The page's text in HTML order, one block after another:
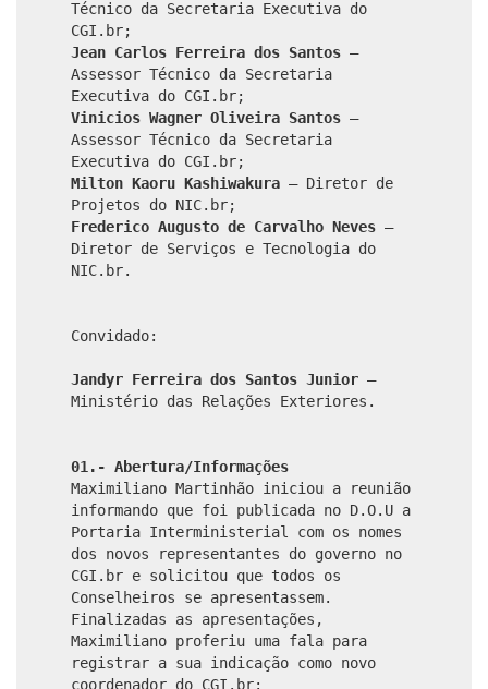
Técnico da Secretaria Executiva do
CGI.br;
Jean Carlos Ferreira dos Santos –
Assessor Técnico da Secretaria
Executiva do CGI.br;
Vinicios Wagner Oliveira Santos –
Assessor Técnico da Secretaria
Executiva do CGI.br;
Milton Kaoru Kashiwakura – Diretor de
Projetos do NIC.br;
Frederico Augusto de Carvalho Neves –
Diretor de Serviços e Tecnologia do
NIC.br.
Convidado:
Jandyr Ferreira dos Santos Junior –
Ministério das Relações Exteriores.
01.- Abertura/Informações
Maximiliano Martinhão iniciou a reunião
informando que foi publicada no D.O.U a
Portaria Interministerial com os nomes
dos novos representantes do governo no
CGI.br e solicitou que todos os
Conselheiros se apresentassem.
Finalizadas as apresentações,
Maximiliano proferiu uma fala para
registrar a sua indicação como novo
coordenador do CGI.br: